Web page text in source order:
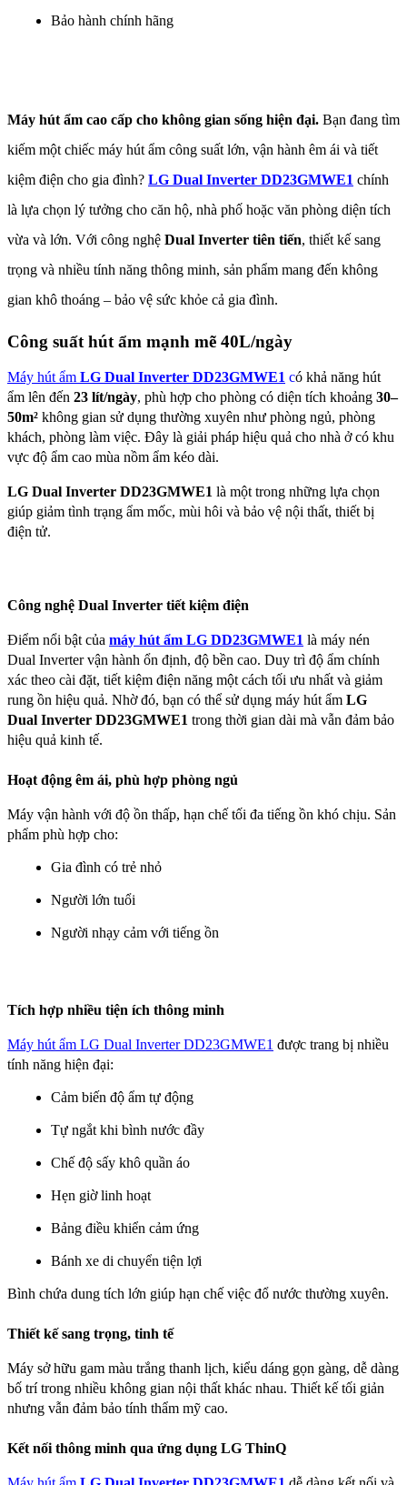
Bảo hành chính hãng
Máy hút ẩm cao cấp cho không gian sống hiện đại. Bạn đang tìm
kiếm một chiếc máy hút ẩm công suất lớn, vận hành êm ái và tiết
kiệm điện cho gia đình? LG Dual Inverter DD23GMWE1 chính
là lựa chọn lý tưởng cho căn hộ, nhà phố hoặc văn phòng diện tích
vừa và lớn. Với công nghệ Dual Inverter tiên tiến, thiết kế sang
trọng và nhiều tính năng thông minh, sản phẩm mang đến không
gian khô thoáng – bảo vệ sức khỏe cả gia đình.
Công suất hút ẩm mạnh mẽ 40L/ngày
Máy hút ẩm LG Dual Inverter DD23GMWE1 có khả năng hút
ẩm lên đến 23 lít/ngày, phù hợp cho phòng có diện tích khoảng 30–
50m² không gian sử dụng thường xuyên như phòng ngủ, phòng
khách, phòng làm việc. Đây là giải pháp hiệu quả cho nhà ở có khu
vực độ ẩm cao mùa nồm ẩm kéo dài.
LG Dual Inverter DD23GMWE1 là một trong những lựa chọn
giúp giảm tình trạng ẩm mốc, mùi hôi và bảo vệ nội thất, thiết bị
điện tử.
Công nghệ Dual Inverter tiết kiệm điện
Điểm nổi bật của máy hút ẩm LG DD23GMWE1 là máy nén
Dual Inverter vận hành ổn định, độ bền cao. Duy trì độ ẩm chính
xác theo cài đặt, tiết kiệm điện năng một cách tối ưu nhất và giảm
rung ồn hiệu quả. Nhờ đó, bạn có thể sử dụng máy hút ẩm LG
Dual Inverter DD23GMWE1 trong thời gian dài mà vẫn đảm bảo
hiệu quả kinh tế.
Hoạt động êm ái, phù hợp phòng ngủ
Máy vận hành với độ ồn thấp, hạn chế tối đa tiếng ồn khó chịu. Sản
phẩm phù hợp cho:
Gia đình có trẻ nhỏ
Người lớn tuổi
Người nhạy cảm với tiếng ồn
Tích hợp nhiều tiện ích thông minh
Máy hút ẩm LG Dual Inverter DD23GMWE1 được trang bị nhiều
tính năng hiện đại:
Cảm biến độ ẩm tự động
Tự ngắt khi bình nước đầy
Chế độ sấy khô quần áo
Hẹn giờ linh hoạt
Bảng điều khiển cảm ứng
Bánh xe di chuyển tiện lợi
Bình chứa dung tích lớn giúp hạn chế việc đổ nước thường xuyên.
Thiết kế sang trọng, tinh tế
Máy sở hữu gam màu trắng thanh lịch, kiểu dáng gọn gàng, dễ dàng
bố trí trong nhiều không gian nội thất khác nhau. Thiết kế tối giản
nhưng vẫn đảm bảo tính thẩm mỹ cao.
Kết nối thông minh qua ứng dụng LG ThinQ